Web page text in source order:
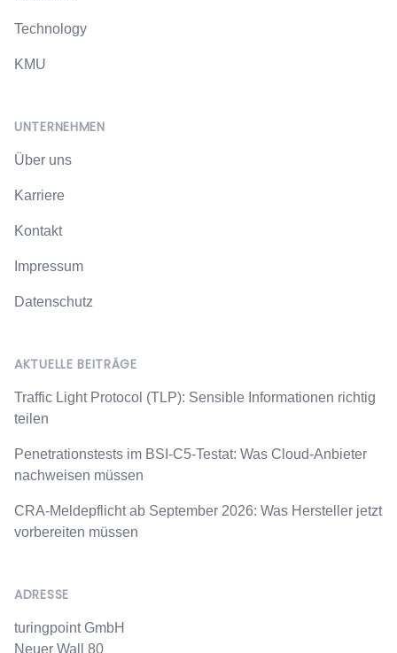
Technology
KMU
UNTERNEHMEN
Über uns
Karriere
Kontakt
Impressum
Datenschutz
AKTUELLE BEITRÄGE
Traffic Light Protocol (TLP): Sensible Informationen richtig
teilen
Penetrationstests im BSI-C5-Testat: Was Cloud-Anbieter
nachweisen müssen
CRA-Meldepflicht ab September 2026: Was Hersteller jetzt
vorbereiten müssen
ADRESSE
turingpoint GmbH
Neuer Wall 80